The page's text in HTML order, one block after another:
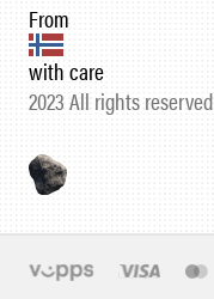
From
with care
2023 All rights reserved